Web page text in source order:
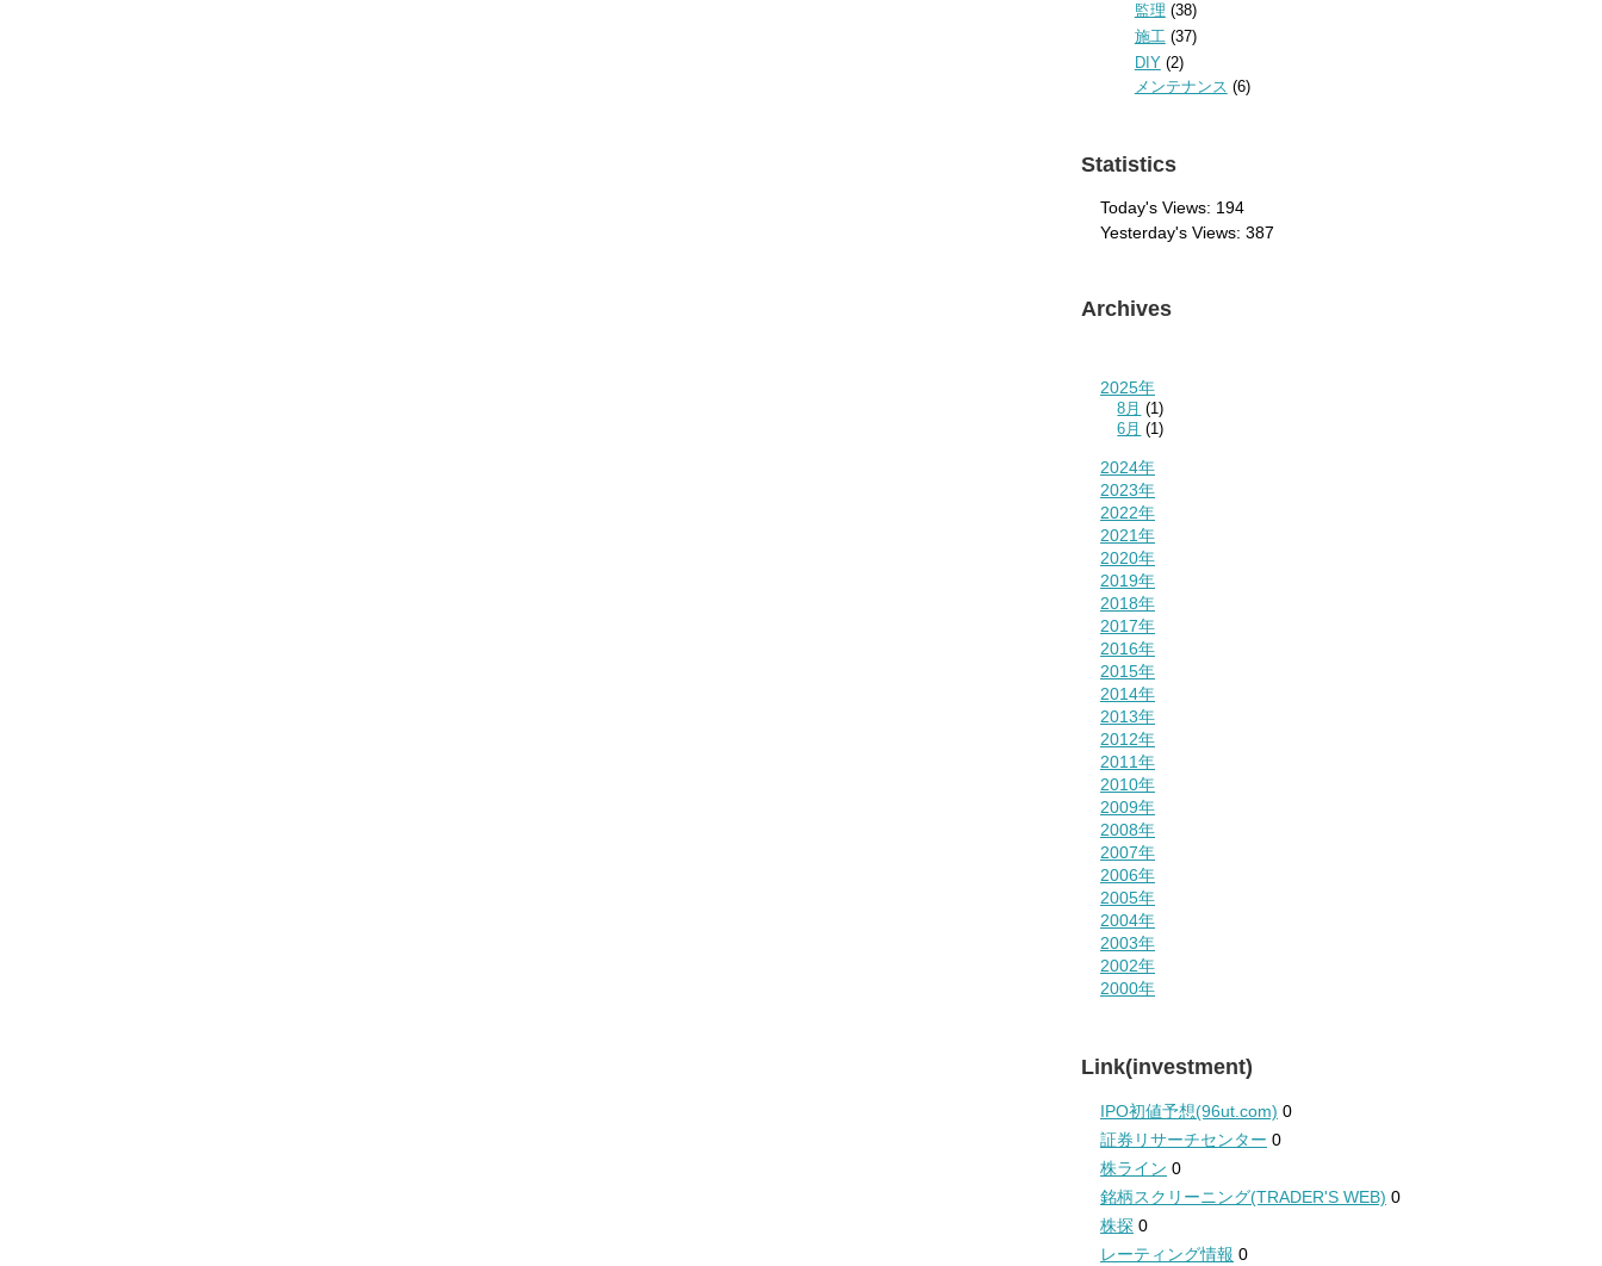
監理 (38)
施工(37)
DIY(2)
メンテナンス (6)
Statistics
Today's Views: 194
Yesterday's Views: 387
Archives
2025年
8月 (1)
6月 (1)
2024年
2023年
2022年
2021年
2020年
2019年
2018年
2017年
2016年
2015年
2014年
2013年
2012年
2011年
2010年
2009年
2008年
2007年
2006年
2005年
2004年
2003年
2002年
2000年
Link(investment)
IPO初値予想(96ut.com) 0
証券リサーチセンター 0
株ライン 0
銘柄スクリーニング(TRADER'S WEB) 0
株探 0
レーティング情報 0